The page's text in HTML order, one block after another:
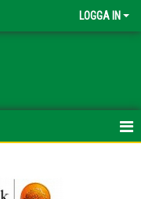
LOGGA IN